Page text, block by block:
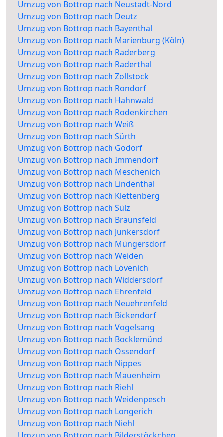
Umzug von Bottrop nach Neustadt-Nord
Umzug von Bottrop nach Deutz
Umzug von Bottrop nach Bayenthal
Umzug von Bottrop nach Marienburg (Köln)
Umzug von Bottrop nach Raderberg
Umzug von Bottrop nach Raderthal
Umzug von Bottrop nach Zollstock
Umzug von Bottrop nach Rondorf
Umzug von Bottrop nach Hahnwald
Umzug von Bottrop nach Rodenkirchen
Umzug von Bottrop nach Weiß
Umzug von Bottrop nach Sürth
Umzug von Bottrop nach Godorf
Umzug von Bottrop nach Immendorf
Umzug von Bottrop nach Meschenich
Umzug von Bottrop nach Lindenthal
Umzug von Bottrop nach Klettenberg
Umzug von Bottrop nach Sülz
Umzug von Bottrop nach Braunsfeld
Umzug von Bottrop nach Junkersdorf
Umzug von Bottrop nach Müngersdorf
Umzug von Bottrop nach Weiden
Umzug von Bottrop nach Lövenich
Umzug von Bottrop nach Widdersdorf
Umzug von Bottrop nach Ehrenfeld
Umzug von Bottrop nach Neuehrenfeld
Umzug von Bottrop nach Bickendorf
Umzug von Bottrop nach Vogelsang
Umzug von Bottrop nach Bocklemünd
Umzug von Bottrop nach Ossendorf
Umzug von Bottrop nach Nippes
Umzug von Bottrop nach Mauenheim
Umzug von Bottrop nach Riehl
Umzug von Bottrop nach Weidenpesch
Umzug von Bottrop nach Longerich
Umzug von Bottrop nach Niehl